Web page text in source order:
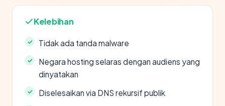
Kelebihan
Tidak ada tanda malware
Negara hosting selaras dengan audiens yang
dinyatakan
Diselesaikan via DNS rekursif publik